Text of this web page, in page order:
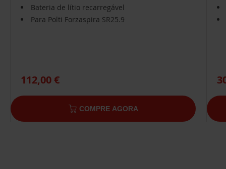
Bateria de lítio recarregável
Para Polti Forzaspira SR25.9
112,00 €
COMPRE AGORA